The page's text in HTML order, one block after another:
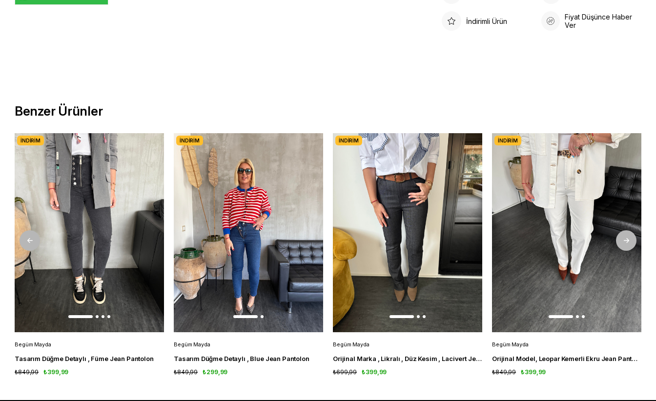
İndirimli Ürün
Fiyat Düşünce Haber
Ver
Benzer Ürünler
Begüm Mayda
Tasarım Düğme Detaylı , Füme Jean Pantolon
₺399,99
₺849,99
İNDIRIM
Begüm Mayda
Tasarım Düğme Detaylı , Blue Jean Pantolon
₺299,99
₺849,99
İNDIRIM
Begüm Mayda
Orijinal Marka , Likralı , Düz Kesim , Lacivert Jean
₺399,99
₺699,99
İNDIRIM
Begüm Mayda
Orijinal Model, Leopar Kemerli Ekru Jean Pantolon
₺399,99
₺849,99
İNDIRIM